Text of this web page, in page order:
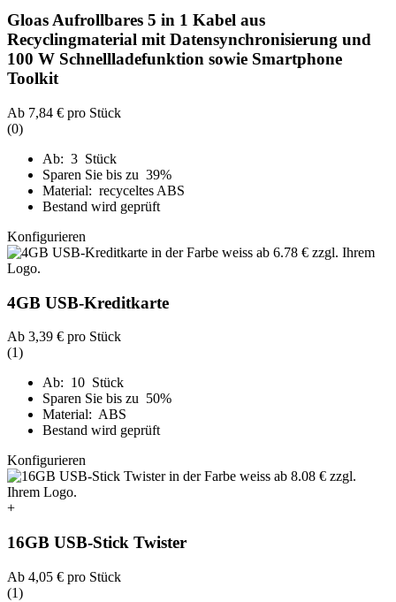
Gloas Aufrollbares 5 in 1 Kabel aus
Recyclingmaterial mit Datensynchronisierung und
100 W Schnellladefunktion sowie Smartphone
Toolkit
Ab 7,84 € pro Stück
(0)
Ab: 3 Stück
Sparen Sie bis zu 39%
Material: recyceltes ABS
Bestand wird geprüft
Konfigurieren
4GB USB-Kreditkarte
Ab 3,39 € pro Stück
(1)
Ab: 10 Stück
Sparen Sie bis zu 50%
Material: ABS
Bestand wird geprüft
Konfigurieren
+
16GB USB-Stick Twister
Ab 4,05 € pro Stück
(1)